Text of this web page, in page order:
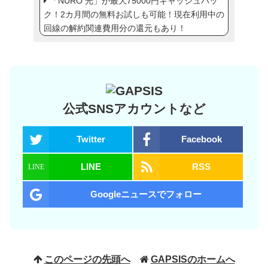
ク！2カ月間の無料お試しも可能！現在利用中の
回線の解約関連費用分の還元もあり！
公式SNSアカウントなど
Twitter Facebook
LINE RSS
Googleニュースでフォロー
このページの先頭へ GAPSISのホームへ